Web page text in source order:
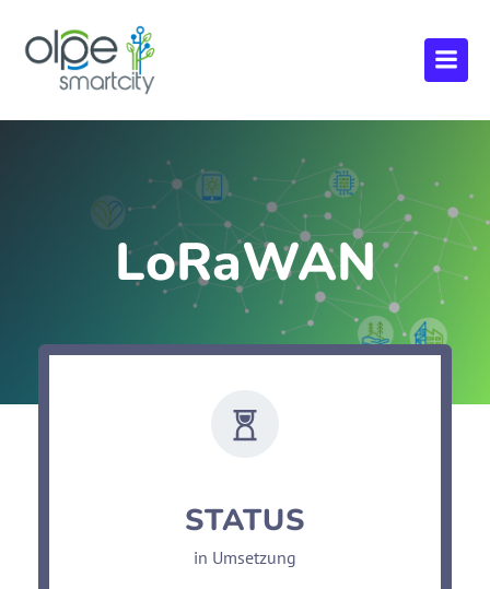
LoRaWAN
STATUS
in Umsetzung